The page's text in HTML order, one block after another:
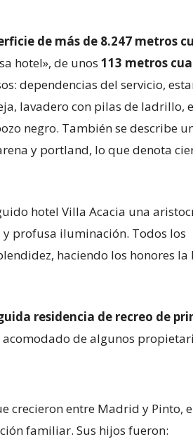
de más de 8.247 metros
hotel», de unos 113 metros
dependencias del servicio,
lavadero con pilas de ladrillo,
negro. También se describe
y portland, lo que denota
hotel Villa Acacia una
profusa iluminación. Todos los
haciendo los honores
residencia de recreo de
de algunos
crecieron entre Madrid y Pinto,
familiar. Sus hijos fueron: